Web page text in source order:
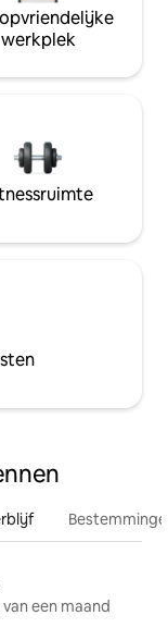
werkplek
een maand